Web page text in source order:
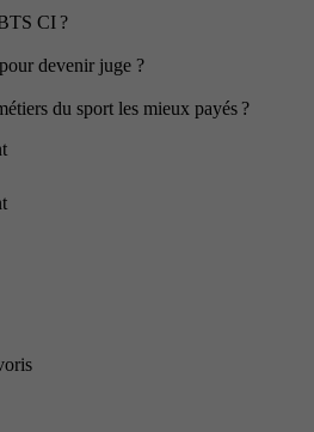
CI ?
devenir juge ?
du sport les mieux payés ?